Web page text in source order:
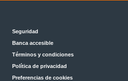
Seguridad
Banca accesible
Términos y condiciones
Política de privacidad
Preferencias de cookies